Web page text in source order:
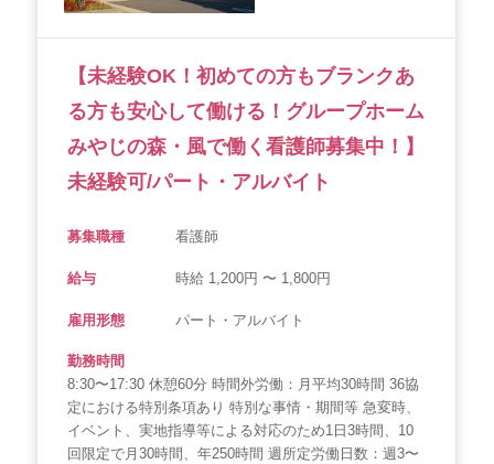
会社概要 個人情報保護方針
お知らせ 採用担当者様へ サイトマップ
【未経験OK！初めての方もブランクあ
る方も安心して働ける！グループホーム
みやじの森・風で働く看護師募集中！】
未経験可/パート・アルバイト
募集職種 看護師
給与 時給 1,200円 〜 1,800円
雇用形態 パート・アルバイト
勤務時間
8:30〜17:30 休憩60分 時間外労働：月平均30時間 36協
定における特別条項あり 特別な事情・期間等 急変時、
イベント、実地指導等による対応のため1日3時間、10
回限定で月30時間、年250時間 週所定労働日数：週3〜